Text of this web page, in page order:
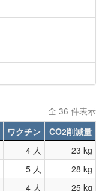
全 36 件表示
ワクチン
CO2削減量
4 人
23 kg
5 人
28 kg
4 人
25 kg